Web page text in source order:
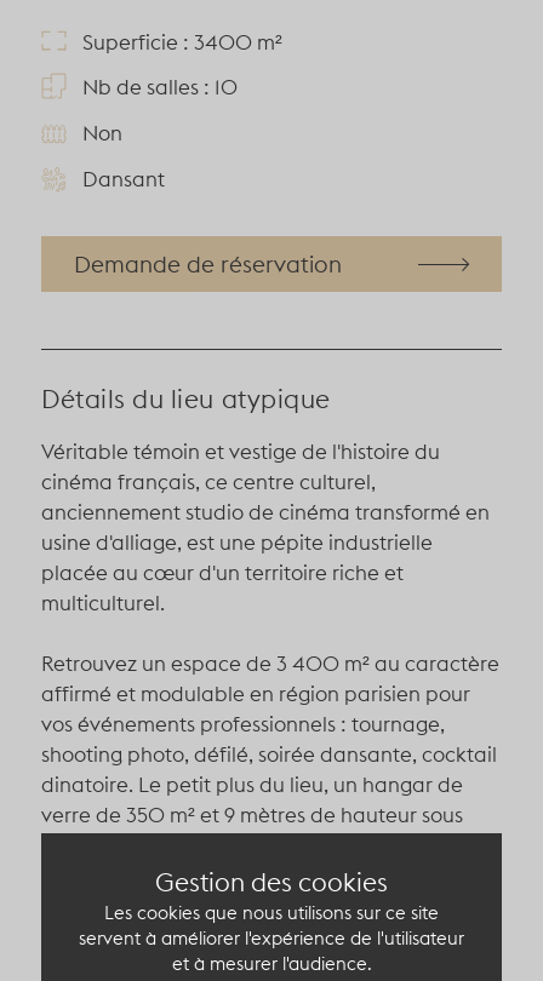
Superficie : 3400 m²
Nb de salles : 10
Non
Dansant
Demande de réservation
Détails du lieu atypique
Véritable témoin et vestige de l'histoire du
cinéma français, ce centre culturel,
anciennement studio de cinéma transformé en
usine d'alliage, est une pépite industrielle
placée au cœur d'un territoire riche et
multiculturel.
Retrouvez un espace de 3 400 m² au caractère
affirmé et modulable en région parisien pour
vos événements professionnels : tournage,
shooting photo, défilé, soirée dansante, cocktail
dinatoire. Le petit plus du lieu, un hangar de
verre de 350 m² et 9 mètres de hauteur sous
La découverte de ce lieu insolite ayant marqué
l'histoire créera l'événement et émerveillera vos
Gestion des cookies
Les cookies que nous utilisons sur ce site
servent à améliorer l'expérience de l'utilisateur
et à mesurer l'audience.